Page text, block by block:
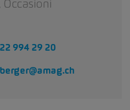
Occasioni
994 29 20